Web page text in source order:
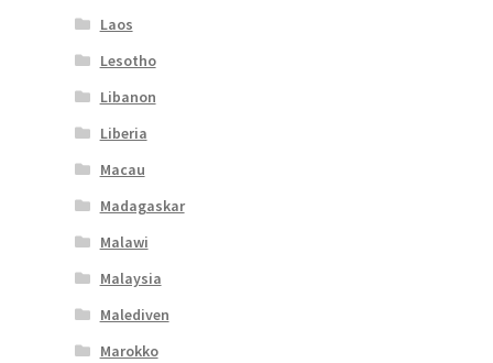
Laos
Lesotho
Libanon
Liberia
Macau
Madagaskar
Malawi
Malaysia
Malediven
Marokko